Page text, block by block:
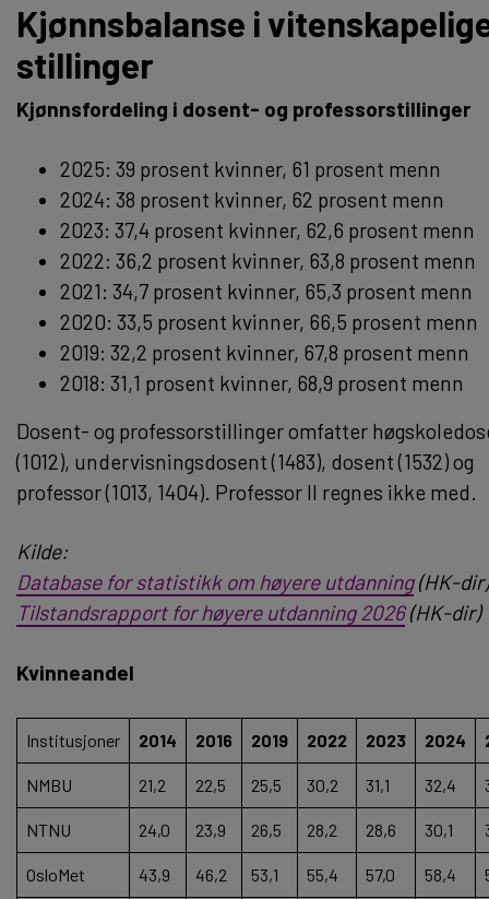
Kjønnsbalanse i
stillinger
Kjønnsfordeling i dosent- og professorstillinger
2025: 39 prosent kvinner, 61 prosent menn
2024: 38 prosent kvinner, 62 prosent menn
2023: 37,4 prosent kvinner, 62,6 prosent menn
2022: 36,2 prosent kvinner, 63,8 prosent menn
2021: 34,7 prosent kvinner, 65,3 prosent menn
2020: 33,5 prosent kvinner, 66,5 prosent menn
2019: 32,2 prosent kvinner, 67,8 prosent menn
2018: 31,1 prosent kvinner, 68,9 prosent menn
Dosent- og professorstillinger omfatter
(1012), undervisningsdosent (1483), dosent (1532) og
professor (1013, 1404). Professor II regnes ikke med.
Kilde:
Database for statistikk om høyere utdanning(HK-dir)
Tilstandsrapport for høyere utdanning 2026 (HK-dir)
Kvinneandel
Institusjoner 2014 2016 2019 2022 2023 2024
NMBU 21,2 22,5 25,5 30,2 31,1 32,4
NTNU 24,0 23,9 26,5 28,2 28,6 30,1
OsloMet 43,9 46,2 53,1 55,4 57,0 58,4